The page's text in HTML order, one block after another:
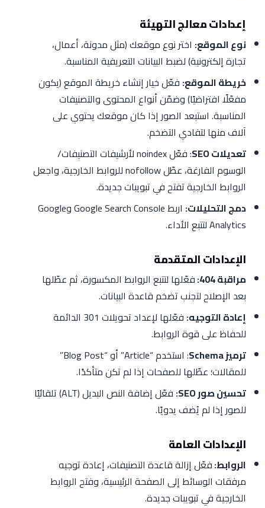
إعدادات معالج التهيئة
نوع الموقع: اختر نوع موقعك (مثل مدونة، أعمال،
تجارة إلكترونية) لضبط البيانات التعريفية المناسبة.
خريطة الموقع: فعّل خيار إنشاء خريطة الموقع (يكون
مفعّلًا افتراضيًا) وضمّن أنواع المحتوى والتصنيفات
المناسبة. استبعد الصور إذا كان موقعك يحتوي على
آلاف منها لتفادي التضخم.
تعديلات SEO
: فعّل noindex لأرشيفات التصنيفات/
الوسوم الفارغة، عطّل nofollow للروابط الخارجية، واجعل
الروابط الخارجية تفتح في تبويبات جديدة.
دمج التحليلات:
اربط Google Search Console وGoogle
Analytics لتتبع الأداء.
الإعدادات المتقدمة
مراقبة 404:
فعّلها لتتبع الروابط المكسورة، ثم عطّلها
بعد الإصلاح لتجنب تضخم قاعدة البيانات.
إعادة التوجيه:
فعّلها لإعداد تحويلات 301 الدائمة
للحفاظ على قوة الروابط.
ترميز Schema
: استخدم “Article” أو “Blog Post”
للمقالات؛ عطّلها للصفحات إذا لم تكن متأكدًا.
تحسين صور SEO:
فعّل إضافة النص البديل (ALT) تلقائيًا
للصور إذا لم يُضف يدويًا.
الإعدادات العامة
الروابط:فعّل إزالة قاعدة التصنيفات، إعادة توجيه
مرفقات الوسائط إلى الصفحة الرئيسية، وفتح الروابط
الخارجية في تبويبات جديدة.